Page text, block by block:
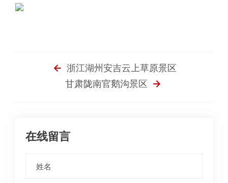
浙江湖州安吉云上草原景区
甘肃陇南官鹅沟景区
在线留言